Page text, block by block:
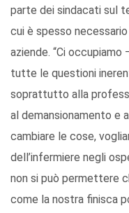
parte dei sindacati sul
cui è spesso
aziende. “Ci
tutte le questioni
soprattutto alla
al demansionamento e
cambiare le cose,
dell’infermiere negli
non si può permettere
come la nostra finisca